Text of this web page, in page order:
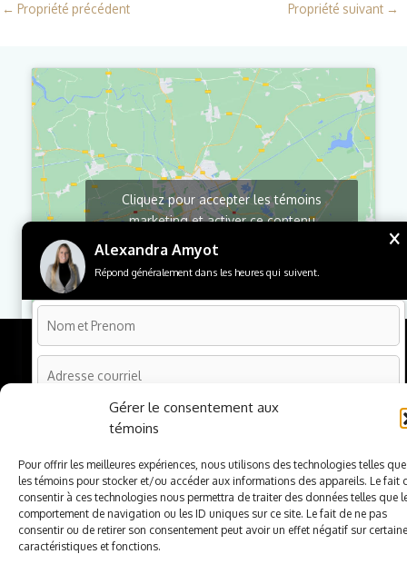
Gérer le consentement aux
témoins
Pour offrir les meilleures expériences, nous utilisons des technologies telles que
les témoins pour stocker et/ou accéder aux informations des appareils. Le fait
consentir à ces technologies nous permettra de traiter des données telles que
comportement de navigation ou les ID uniques sur ce site. Le fait de ne pas
consentir ou de retirer son consentement peut avoir un effet négatif sur
caractéristiques et fonctions.
Alexandra Amyot
Répond généralement dans les heures qui suivent.
×
← Propriété précédent Propriété suivant →
Cliquez pour accepter les témoins
marketing et activer ce contenu
Copyright © 2026 Alexandra & Nicolas | Créé parGestion